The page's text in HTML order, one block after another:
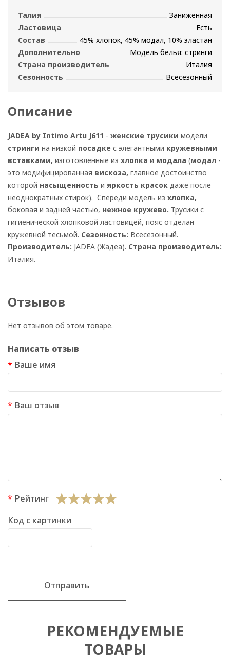
Талия
Заниженная
Ластовица
Есть
Состав
45% хлопок, 45% модал, 10% эластан
Дополнительно
Модель белья: стринги
Страна производитель
Италия
Сезонность
Всесезонный
Описание
JADEA by Intimo Artu J611 - женские трусики модели
стринги на низкой посадке с элегантными кружевными
вставками, изготовленные из хлопка и модала (модал -
это модифицированная вискоза, главное достоинство
которой насыщенность и яркость красок даже после
неоднократных стирок). Спереди модель из хлопка,
боковая и задней частью, нежное кружево. Трусики с
гигиенической хлопковой ластовицей, пояс отделан
кружевной тесьмой. Сезонность: Всесезонный.
Производитель: JADEA (Жадеа). Страна производитель:
Италия.
Отзывов
Нет отзывов об этом товаре.
Написать отзыв
Ваше имя
Ваш отзыв
Рейтинг
Код с картинки
Отправить
РЕКОМЕНДУЕМЫЕ
ТОВАРЫ